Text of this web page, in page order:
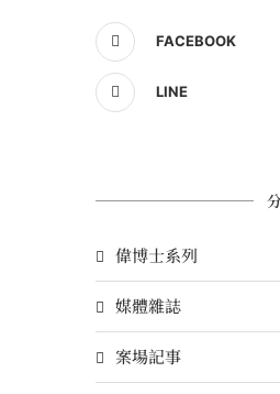
FACEBOOK
LINE
偉博士系列
媒體雜誌
案場記事